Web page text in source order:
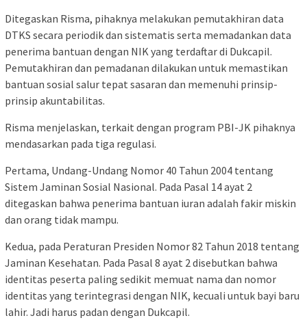
Ditegaskan Risma, pihaknya melakukan pemutakhiran data
DTKS secara periodik dan sistematis serta memadankan data
penerima bantuan dengan NIK yang terdaftar di Dukcapil.
Pemutakhiran dan pemadanan dilakukan untuk memastikan
bantuan sosial salur tepat sasaran dan memenuhi prinsip-
prinsip akuntabilitas.
Risma menjelaskan, terkait dengan program PBI-JK pihaknya
mendasarkan pada tiga regulasi.
Pertama, Undang-Undang Nomor 40 Tahun 2004 tentang
Sistem Jaminan Sosial Nasional. Pada Pasal 14 ayat 2
ditegaskan bahwa penerima bantuan iuran adalah fakir miskin
dan orang tidak mampu.
Kedua, pada Peraturan Presiden Nomor 82 Tahun 2018 tentang
Jaminan Kesehatan. Pada Pasal 8 ayat 2 disebutkan bahwa
identitas peserta paling sedikit memuat nama dan nomor
identitas yang terintegrasi dengan NIK, kecuali untuk bayi baru
lahir. Jadi harus padan dengan Dukcapil.